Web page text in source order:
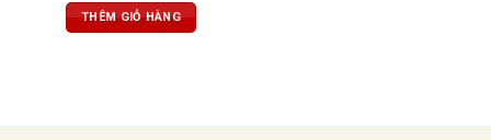
trịa và hậu vị ấn tượng trong vòm
miệng
THÊM GIỎ HÀNG